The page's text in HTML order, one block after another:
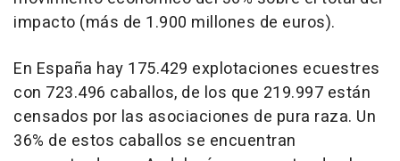
impacto (más de 1.900 millones de euros).
En España hay 175.429 explotaciones ecuestres
con 723.496 caballos, de los que 219.997 están
censados por las asociaciones de pura raza. Un
36% de estos caballos se encuentran